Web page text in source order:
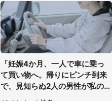
「妊娠4か月、一人で車に乗っ
て買い物へ。帰りにピンチ到来
で、見知らぬ2人の男性が私の車
を...」（30代女性）